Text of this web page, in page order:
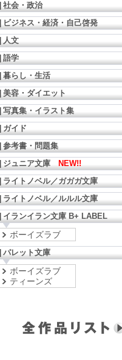
社会・政治
ビジネス・経済・自己啓発
人文
語学
暮らし・生活
美容・ダイエット
写真集・イラスト集
ガイド
参考書・問題集
ジュニア文庫
NEW!!
ライトノベル／ガガガ文庫
ライトノベル／ルルル文庫
イランイラン文庫 B+ LABEL
ボーイズラブ
パレット文庫
ボーイズラブ
ティーンズ